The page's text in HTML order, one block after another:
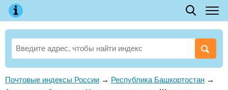
Почтовые индексы России → Республика Башкортостан →